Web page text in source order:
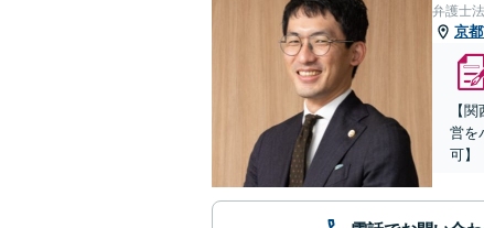
弁護士
京
【
営を
可】